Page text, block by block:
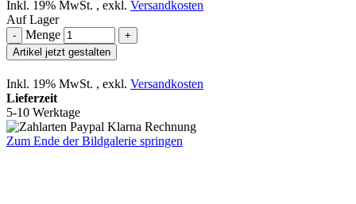
Inkl. 19% MwSt. , exkl. Versandkosten
Auf Lager
- Menge
+
Artikel jetzt gestalten
Inkl. 19% MwSt. , exkl. Versandkosten
Lieferzeit
5-10 Werktage
Zum Ende der Bildgalerie springen